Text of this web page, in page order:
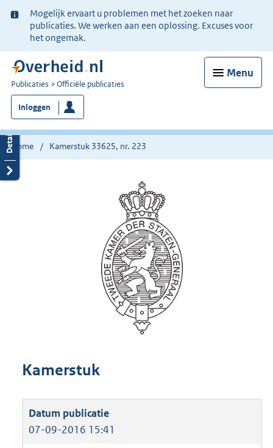
Ter
informatie:
Mogelijk ervaart u problemen met het zoeken naar
publicaties. We werken aan een oplossing. Excuses voor
het ongemak.
Menu
U
bent
nu
hier:
Publicaties Officiële publicaties
Inloggen
Home Kamerstuk 33625, nr. 223
Kamerstuk
07-09-2016 15:41